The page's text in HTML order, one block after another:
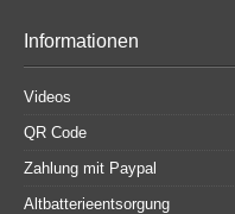
Informationen
Videos
QR Code
Zahlung mit Paypal
Altbatterieentsorgung